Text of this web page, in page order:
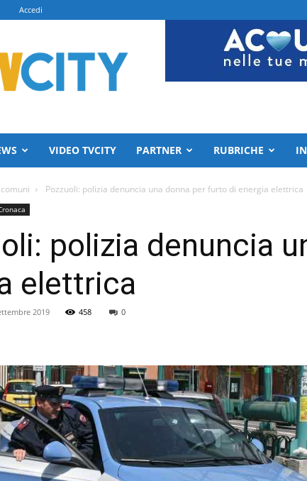
Accedi
VIDEO TVCITY PARTNER RUBRICHE
Pozzuoli: polizia denuncia una donna per furto di energia elettrica
polizia denuncia
elettrica
2019 458 0